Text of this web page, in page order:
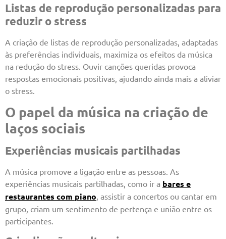
Listas de reprodução personalizadas para
reduzir o stress
A criação de listas de reprodução personalizadas, adaptadas
às preferências individuais, maximiza os efeitos da música
na redução do stress. Ouvir canções queridas provoca
respostas emocionais positivas, ajudando ainda mais a aliviar
o stress.
O papel da música na criação de
laços sociais
Experiências musicais partilhadas
A música promove a ligação entre as pessoas. As
experiências musicais partilhadas, como ir a bares e
restaurantes com piano, assistir a concertos ou cantar em
grupo, criam um sentimento de pertença e união entre os
participantes.